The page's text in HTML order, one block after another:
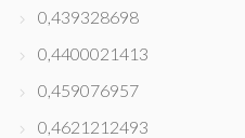
0,439328698
0,4400021413
0,459076957
0,4621212493